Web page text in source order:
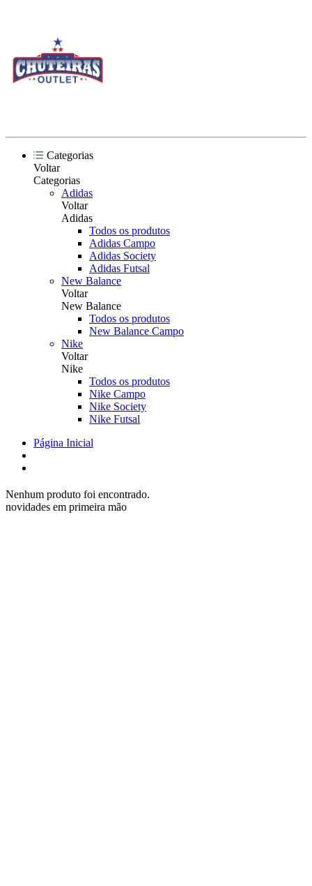
Categorias
Voltar
Categorias
Adidas
Voltar
Adidas
Todos os produtos
Adidas Campo
Adidas Society
Adidas Futsal
New Balance
Voltar
New Balance
Todos os produtos
New Balance Campo
Nike
Voltar
Nike
Todos os produtos
Nike Campo
Nike Society
Nike Futsal
Página Inicial
Nenhum produto foi encontrado.
novidades em primeira mão